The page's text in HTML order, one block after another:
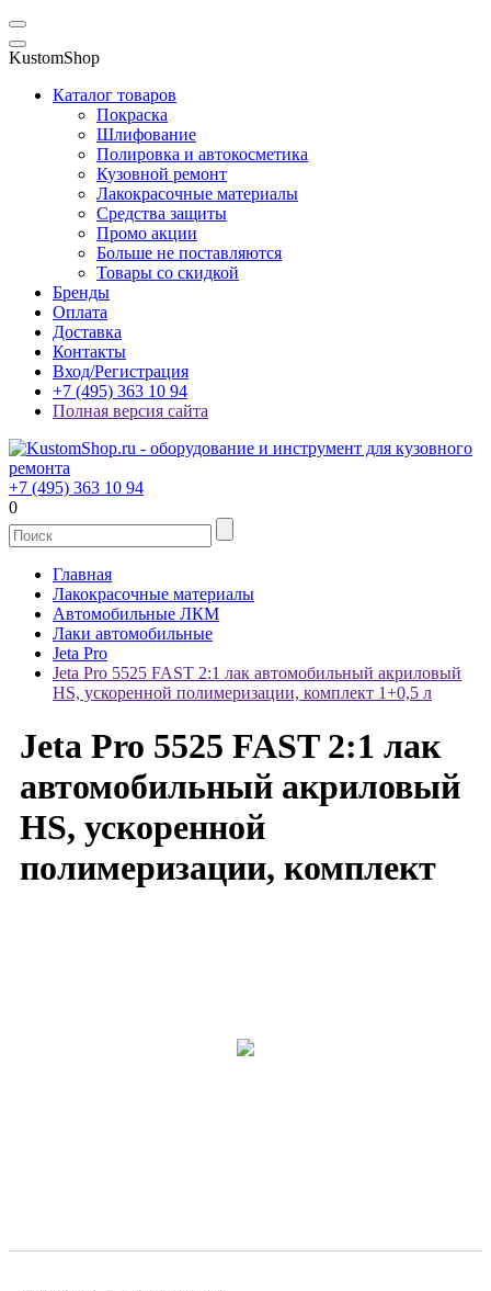
KustomShop
Каталог товаров
Покраска
Шлифование
Полировка и автокосметика
Кузовной ремонт
Лакокрасочные материалы
Средства защиты
Промо акции
Больше не поставляются
Товары со скидкой
Бренды
Оплата
Доставка
Контакты
Вход/Регистрация
+7 (495) 363 10 94
Полная версия сайта
+7 (495) 363 10 94
0
Главная
Лакокрасочные материалы
Автомобильные ЛКМ
Лаки автомобильные
Jeta Pro
Jeta Pro 5525 FAST 2:1 лак автомобильный акриловый
HS, ускоренной полимеризации, комплект 1+0,5 л
Jeta Pro 5525 FAST 2:1 лак
автомобильный акриловый
HS, ускоренной
полимеризации, комплект